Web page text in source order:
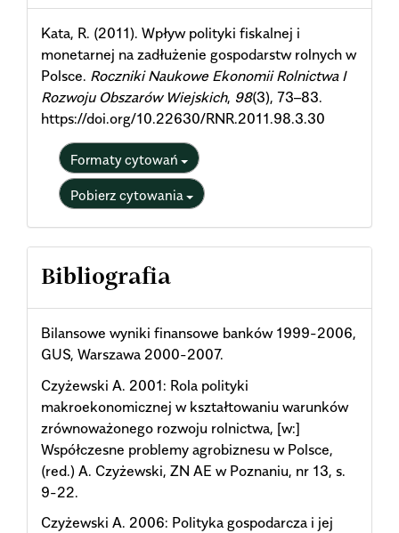
Details
Kata, R. (2011). Wpływ polityki fiskalnej i
monetarnej na zadłużenie gospodarstw rolnych w
Polsce. Roczniki Naukowe Ekonomii Rolnictwa I
Rozwoju Obszarów Wiejskich, 98(3), 73–83.
https://doi.org/10.22630/RNR.2011.98.3.30
Formaty cytowań
Pobierz cytowania
Bibliografia
Bilansowe wyniki finansowe banków 1999-2006,
GUS, Warszawa 2000-2007.
Czyżewski A. 2001: Rola polityki
makroekonomicznej w kształtowaniu warunków
zrównoważonego rozwoju rolnictwa, [w:]
Współczesne problemy agrobiznesu w Polsce,
(red.) A. Czyżewski, ZN AE w Poznaniu, nr 13, s.
9-22.
Czyżewski A. 2006: Polityka gospodarcza i jej